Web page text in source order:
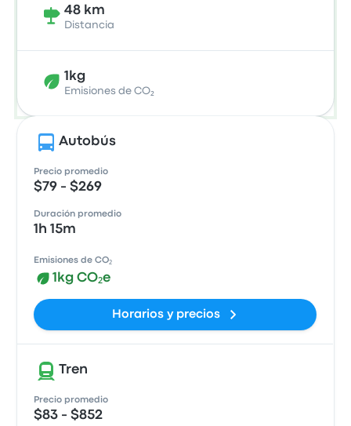
48 km
Distancia
1kg
Emisiones de CO₂
Autobús
Precio promedio
$79 - $269
Duración promedio
1h 15m
Emisiones de CO₂
1kg CO₂e
Horarios y precios
Tren
Precio promedio
$83 - $852